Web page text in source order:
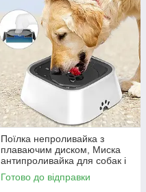
Поїлка непроливайка з
плаваючим диском, Миска
антипроливайка для собак і
котів, Миска для тварин
Готово до відправки